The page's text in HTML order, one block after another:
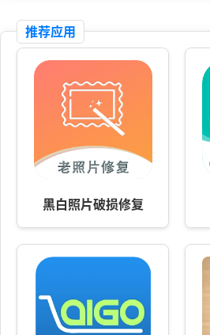
推荐应用
黑白照片破损修复